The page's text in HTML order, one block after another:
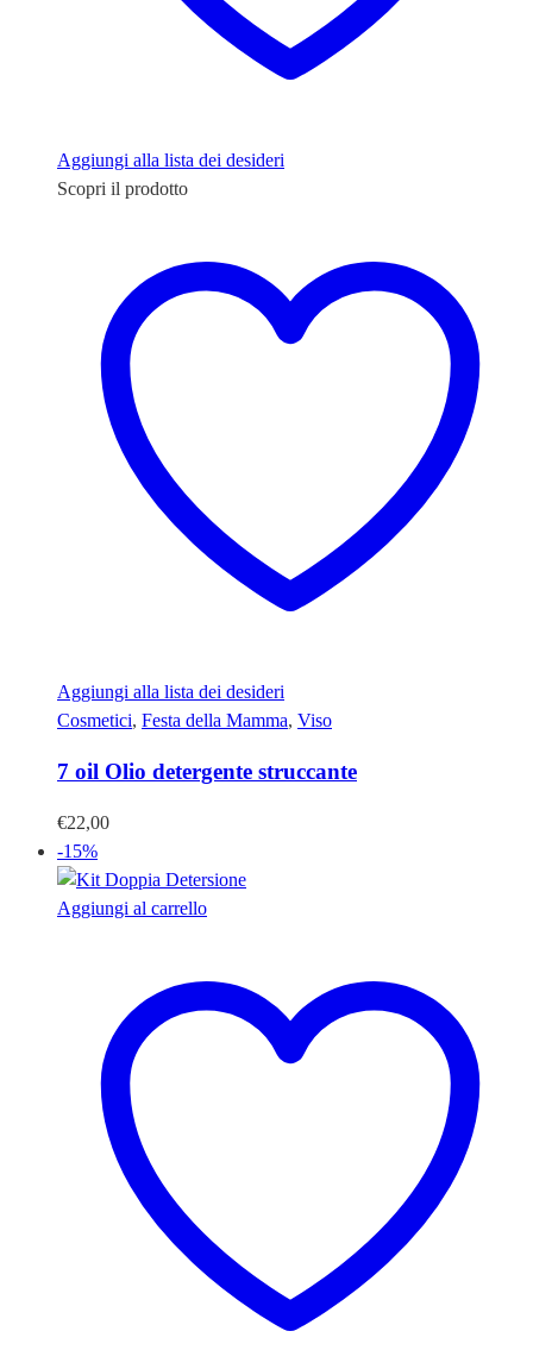
Aggiungi alla lista dei desideri
Scopri il prodotto
Aggiungi alla lista dei desideri
Cosmetici, Festa della Mamma, Viso
7 oil Olio detergente struccante
€22,00
-15%
Aggiungi al carrello